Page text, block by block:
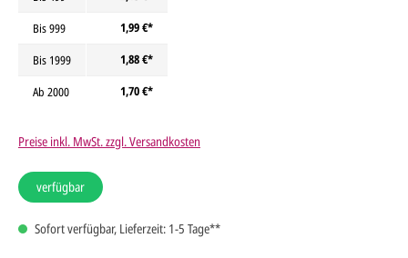
Bis999
1,99 €*
Bis 1999
1,88 €*
Ab 2000 1,70 €*
Preise inkl. MwSt. zzgl. Versandkosten
verfügbar
Sofort verfügbar, Lieferzeit: 1-5 Tage**